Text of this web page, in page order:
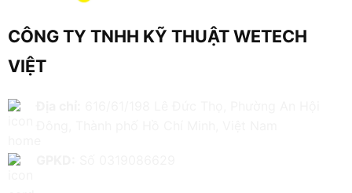
CÔNG TY TNHH KỸ THUẬT WETECH
VIỆT